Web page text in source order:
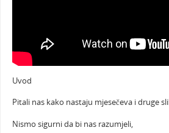
Uvod
Pitali nas kako nastaju mjesečeva i druge
Nismo sigurni da bi nas razumjeli,